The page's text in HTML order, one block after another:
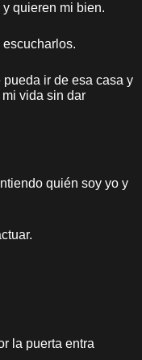
quieren mi bien.
ir de esa casa y
vida sin dar
quién soy yo y
la puerta entra